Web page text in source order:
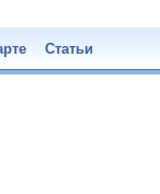
Статьи